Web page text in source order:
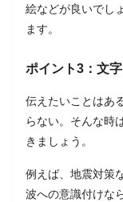
絵などが良いでし
ます。
ポイント3：文
伝えたいことはあ
らない。そんな時
きましょう。
例えば、地震対策
波への意識付けな